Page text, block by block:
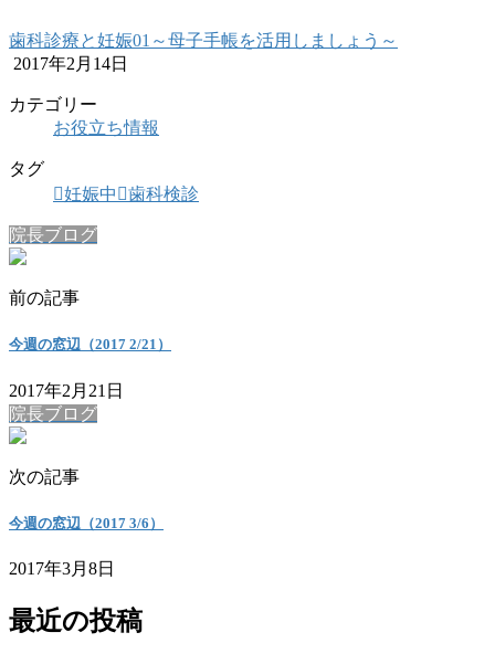
歯科診療と妊娠01～母子手帳を活用しましょう～
2017年2月14日
カテゴリー
お役立ち情報
タグ
妊娠中
歯科検診
院長ブログ
前の記事
今週の窓辺（2017 2/21）
2017年2月21日
院長ブログ
次の記事
今週の窓辺（2017 3/6）
2017年3月8日
最近の投稿